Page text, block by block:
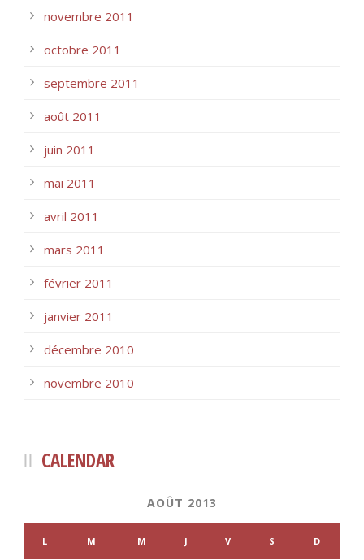
novembre 2011
octobre 2011
septembre 2011
août 2011
juin 2011
mai 2011
avril 2011
mars 2011
février 2011
janvier 2011
décembre 2010
novembre 2010
CALENDAR
AOÛT 2013
L M M J V S D